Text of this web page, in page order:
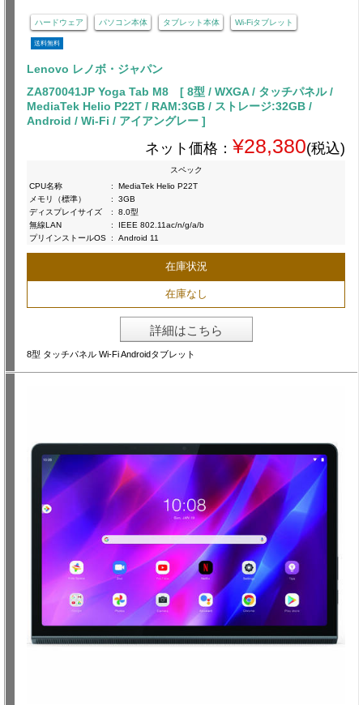
ハードウェア パソコン本体 タブレット本体 Wi-Fiタブレット
送料無料
Lenovo レノボ・ジャパン
ZA870041JP Yoga Tab M8 [ 8型 / WXGA / タッチパネル /
MediaTek Helio P22T / RAM:3GB / ストレージ:32GB /
Android / Wi-Fi / アイアングレー ]
ネット価格： ¥28,380(税込)
スペック
CPU名称
:
MediaTek Helio P22T
メモリ（標準）
:
3GB
ディスプレイサイズ
:
8.0型
無線LAN
:
IEEE 802.11ac/n/g/a/b
プリインストールOS : Android 11
在庫状況
在庫なし
詳細はこちら
8型 タッチパネル Wi-Fi Androidタブレット